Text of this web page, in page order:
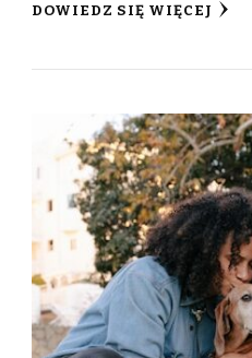
DOWIEDZ SIĘ WIĘCEJ